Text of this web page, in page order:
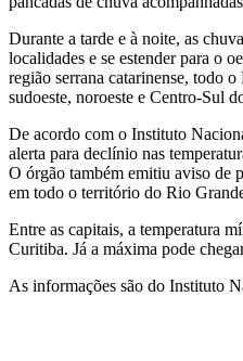
Durante a tarde e à noite, as
localidades e se estender para o
região serrana catarinense, todo
sudoeste, noroeste e Centro-Sul
De acordo com o Instituto
alerta para declínio nas
O órgão também emitiu aviso de
em todo o território do Rio
Entre as capitais, a temperatura
Curitiba. Já a máxima pode
As informações são do Instituto